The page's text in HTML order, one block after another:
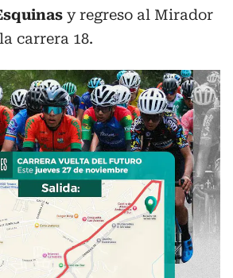
y regreso al Mirador
carrera 18.